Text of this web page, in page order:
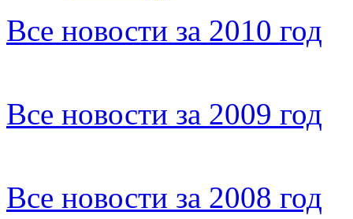
Все новости за 2010 год
Все новости за 2009 год
Все новости за 2008 год